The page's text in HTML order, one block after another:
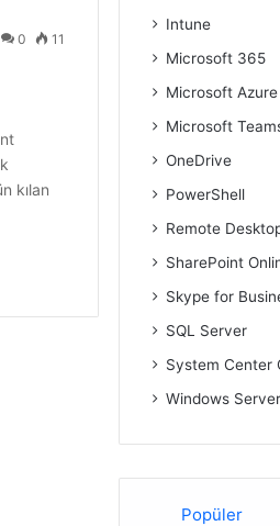
0 11
kılan
Intune
Microsoft 365
Microsoft Azure
Microsoft
OneDrive
PowerShell
Remote
SharePoint
Skype for
SQL Server
System Center
Windows Server
Popüler